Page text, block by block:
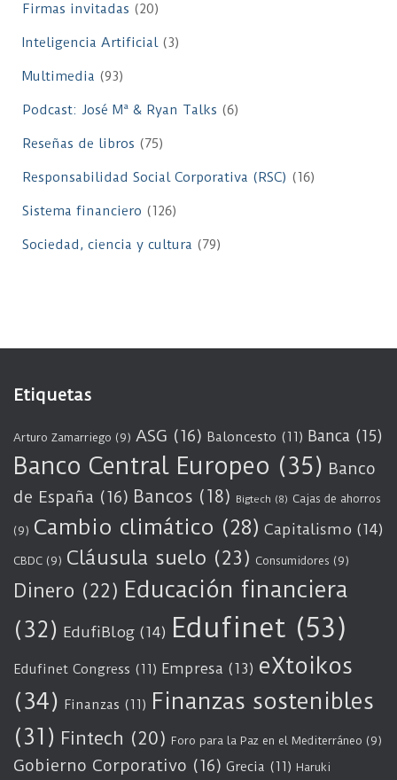
Firmas invitadas (20)
Inteligencia Artificial(3)
Multimedia (93)
Podcast: José Mª & Ryan Talks (6)
Reseñas de libros (75)
Responsabilidad Social Corporativa (RSC) (16)
Sistema financiero (126)
Sociedad, ciencia y cultura (79)
Etiquetas
Arturo Zamarriego (9) ASG (16) Baloncesto (11) Banca (15)
Banco Central Europeo (35) Banco
de España (16) Bancos (18) Bigtech (8) Cajas de ahorros
(9) Cambio climático (28) Capitalismo (14)
CBDC (9) Cláusula suelo (23) Consumidores (9)
Dinero (22) Educación financiera
(32) EdufiBlog (14) Edufinet (53)
Edufinet Congress (11) Empresa (13) eXtoikos
(34) Finanzas (11) Finanzas sostenibles
(31) Fintech (20) Foro para la Paz en el Mediterráneo (9)
Gobierno Corporativo (16) Grecia (11) Haruki